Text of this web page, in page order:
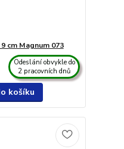
cm Magnum 073
Odeslání obvykle do
2 pracovních dnů
košíku